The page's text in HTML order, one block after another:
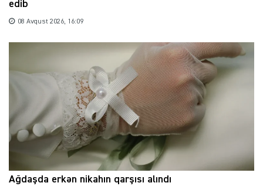
edib
08 Avqust 2026, 16:09
Ağdaşda erkən nikahın qarşısı alındı